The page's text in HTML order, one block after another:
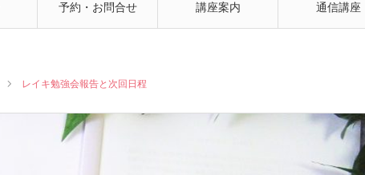
予約・お問合せ 講座案内 通信講座
レイキ勉強会報告と次回日程